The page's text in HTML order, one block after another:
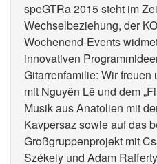
speGTRa 2015 steht im
Wechselbeziehung, der
Wochenend-Events
innovativen
Gitarrenfamilie: Wir
mit Nguyên Lê und dem
Musik aus Anatolien mit
Kavpersaz sowie auf das
Großgruppenprojekt mit
Székely und Adam